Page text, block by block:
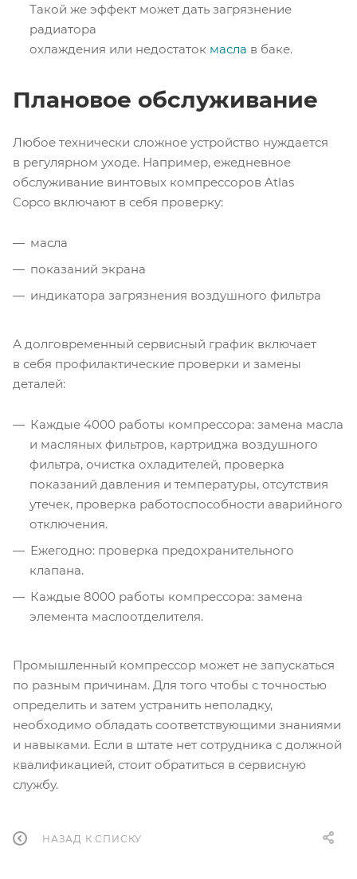
Такой же эффект может дать загрязнение
радиатора
охлаждения или недостаток масла в баке.
Плановое обслуживание
Любое технически сложное устройство нуждается
в регулярном уходе. Например, ежедневное
обслуживание винтовых компрессоров Atlas
Copco включают в себя проверку:
масла
показаний экрана
индикатора загрязнения воздушного фильтра
А долговременный сервисный график включает
в себя профилактические проверки и замены
деталей:
Каждые 4000 работы компрессора: замена масла
и масляных фильтров, картриджа воздушного
фильтра, очистка охладителей, проверка
показаний давления и температуры, отсутствия
утечек, проверка работоспособности аварийного
отключения.
Ежегодно: проверка предохранительного
клапана.
Каждые 8000 работы компрессора: замена
элемента маслоотделителя.
Промышленный компрессор может не запускаться
по разным причинам. Для того чтобы с точностью
определить и затем устранить неполадку,
необходимо обладать соответствующими знаниями
и навыками. Если в штате нет сотрудника с должной
квалификацией, стоит обратиться в сервисную
службу.
НАЗАД К СПИСКУ